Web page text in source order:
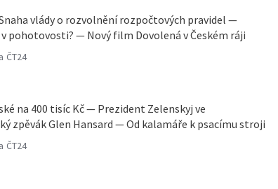
vlády o rozvolnění rozpočtových pravidel —
v pohotovosti? — Nový film Dovolená v Českém ráji
ČT24
na 400 tisíc Kč — Prezident Zelenskyj ve
zpěvák Glen Hansard — Od kalamáře k psacímu stroji
ČT24